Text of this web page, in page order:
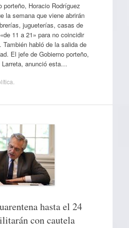
porteño, Horacio Rodríguez
la semana que viene abrirán
jugueterías, casas de
11 a 21» para no coincidir
También habló de la salida de
El jefe de Gobierno porteño,
Larreta, anunció esta…
hasta el 24
con cautela